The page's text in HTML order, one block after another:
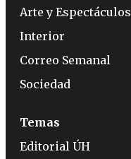
Arte y Espectáculos
Interior
Correo Semanal
Sociedad
Temas
Editorial ÚH